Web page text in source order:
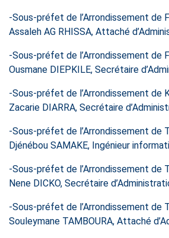
-Sous-préfet de l’Arrondissement de
Assaleh AG RHISSA, Attaché
-Sous-préfet de l’Arrondissement de
Ousmane DIEPKILE, Secrétaire
-Sous-préfet de l’Arrondissement de
Zacarie DIARRA, Secrétaire
-Sous-préfet de l’Arrondissement de
Djénébou SAMAKE, Ingénieur
-Sous-préfet de l’Arrondissement de
Nene DICKO, Secrétaire
-Sous-préfet de l’Arrondissement de
Souleymane TAMBOURA, Attaché